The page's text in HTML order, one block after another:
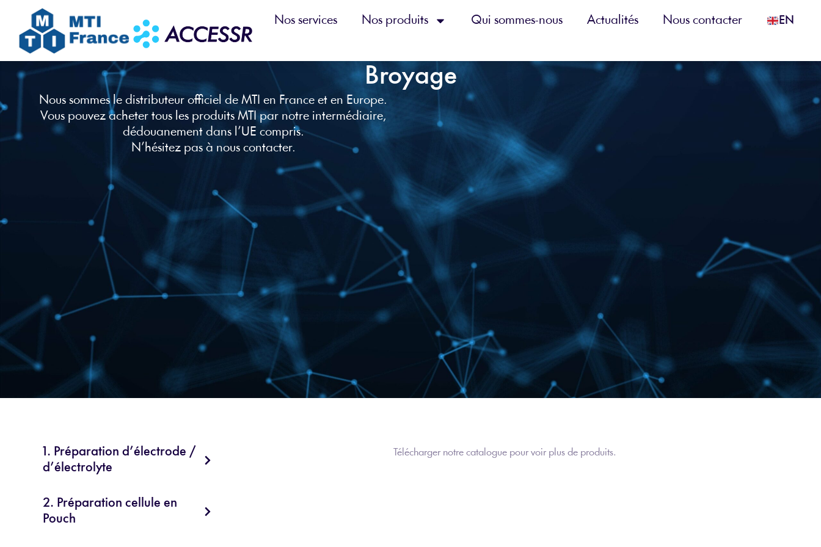
Nos services Nos produits Qui sommes-nous Actualités Nous contacter EN
Broyage
Nous sommes le distributeur officiel de MTI en France et en Europe.
Vous pouvez acheter tous les produits MTI par notre intermédiaire,
dédouanement dans l’UE compris.
N’hésitez pas à nous contacter.
1. Préparation d’électrode /
d’électrolyte
2. Préparation cellule en
Pouch
Télécharger notre catalogue pour voir plus de produits.